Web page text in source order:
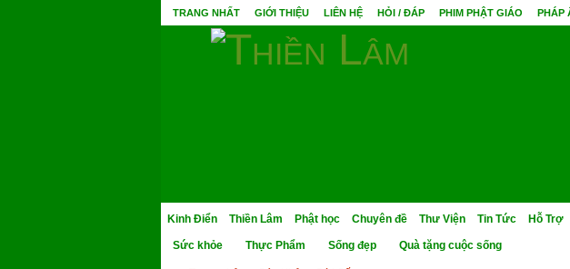
TRANG NHẤT GIỚI THIỆU LIÊN HỆ HỎI / ĐÁP PHIM PHẬT GIÁO PHÁP
Kinh Điển Thiền Lâm Phật học Chuyên đề Thư Viện Tin Tức Hỗ Trợ
Sức khỏe Thực Phẩm Sống đẹp Quà tặng cuộc sống